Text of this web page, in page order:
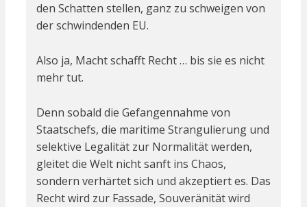
den Schatten stellen, ganz zu schweigen von
der schwindenden EU.
Also ja, Macht schafft Recht … bis sie es nicht
mehr tut.
Denn sobald die Gefangennahme von
Staatschefs, die maritime Strangulierung und
selektive Legalität zur Normalität werden,
gleitet die Welt nicht sanft ins Chaos,
sondern verhärtet sich und akzeptiert es. Das
Recht wird zur Fassade, Souveränität wird